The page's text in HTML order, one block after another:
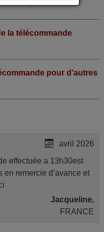
la télécommande
pour d'autres
avril 2026
effectuée a 13h30est
remercie d’avance et
Jacqueline,
FRANCE